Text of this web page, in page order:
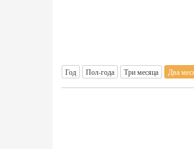
Год Пол-года Три месяца Два